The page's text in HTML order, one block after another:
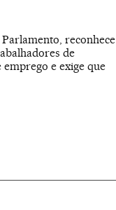
reconhece
de
e exige que